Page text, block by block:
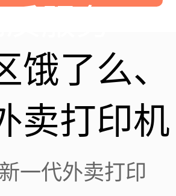
饿了么、
卖打印机
一代外卖打印